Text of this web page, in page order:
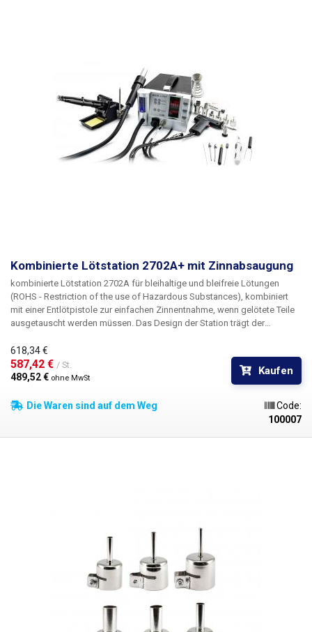
Kombinierte Lötstation 2702A+ mit Zinnabsaugung
kombinierte Lötstation 2702A für bleihaltige und bleifreie Lötungen
(ROHS - Restriction of the use of Hazardous Substances), kombiniert
mit einer Entlötpistole zur einfachen Zinnentnahme, wenn gelötete Teile
ausgetauscht werden müssen. Das Design der Station trägt der
der normalen Praxis oft nicht erforderlich ist; die Station ist mit nur einer
Steuereinheit für die Stiftheizung ausgestattet.
618,34 €
587,42 € / St.
489,52 € ohne MwSt
Kaufen
Die Waren sind auf dem Weg
Code:
100007